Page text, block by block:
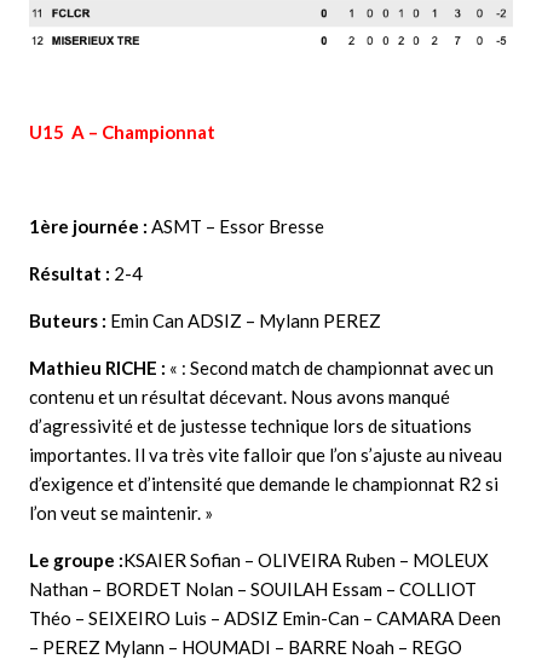
U15 A – Championnat
1ère journée : ASMT – Essor Bresse
Résultat : 2-4
Buteurs : Emin Can ADSIZ – Mylann PEREZ
Mathieu RICHE : « : Second match de championnat avec un
contenu et un résultat décevant. Nous avons manqué
d’agressivité et de justesse technique lors de situations
importantes. Il va très vite falloir que l’on s’ajuste au niveau
d’exigence et d’intensité que demande le championnat R2 si
l’on veut se maintenir. »
Le groupe :KSAIER Sofian – OLIVEIRA Ruben – MOLEUX
Nathan – BORDET Nolan – SOUILAH Essam – COLLIOT
Théo – SEIXEIRO Luis – ADSIZ Emin-Can – CAMARA Deen
– PEREZ Mylann – HOUMADI – BARRE Noah – REGO